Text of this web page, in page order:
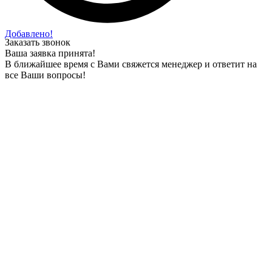
Добавлено!
Заказать звонок
Ваша заявка принята!
В ближайшее время с Вами свяжется менеджер и ответит на
все Ваши вопросы!